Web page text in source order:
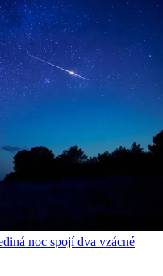
noc spojí dva vzácné